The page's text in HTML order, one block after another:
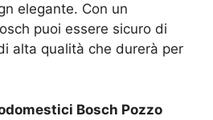
elegante. Con un
puoi essere sicuro di
alta qualità che durerà per
Bosch Pozzo